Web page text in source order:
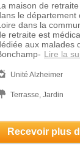
maison de
le département
dans la
retraite est
aux malades
Lire la
Unité Alzheimer
Terrasse, Jardin
Recevoir plus